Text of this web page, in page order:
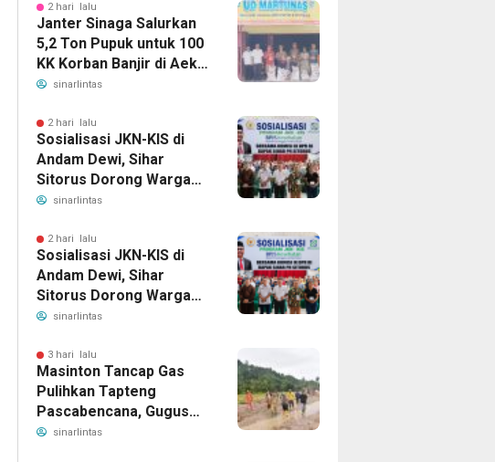
2 hari lalu
Janter Sinaga Salurkan
5,2 Ton Pupuk untuk 100
KK Korban Banjir di Aek
Horsik
sinarlintas
2 hari lalu
Sosialisasi JKN-KIS di
Andam Dewi, Sihar
Sitorus Dorong Warga
Segera Daftar BPJS
sinarlintas
2 hari lalu
Sosialisasi JKN-KIS di
Andam Dewi, Sihar
Sitorus Dorong Warga
Segera Daftar BPJS
sinarlintas
3 hari lalu
Masinton Tancap Gas
Pulihkan Tapteng
Pascabencana, Gugus
Tugas SAHATA
sinarlintas